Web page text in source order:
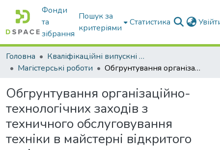
Фонди
та
зібрання
Пошук за
критеріями
Статистика
Головна
Кваліфікаційні випускні роботи бакалаврів і магістрів
Магістерські роботи
Обгрунтування організаційно-технологічних заходів з техничного обслуговування техніки в майстерні відкритого акціонерного товаривства Мелітопольський елеватор м. Мелітополь Запорізька область: пояснювальна записка до дипломної роботи здобувача СВО Магістр
Обгрунтування організаційно-
технологічних заходів з
техничного обслуговування
техніки в майстерні відкритого